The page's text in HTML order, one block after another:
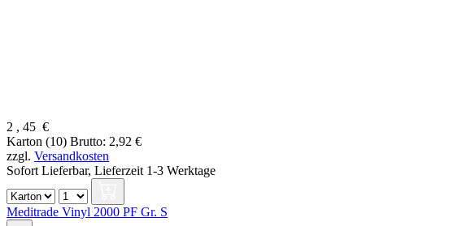
2 , 45 €
Karton (10) Brutto: 2,92 €
zzgl. Versandkosten
Sofort Lieferbar, Lieferzeit 1-3 Werktage
Meditrade Vinyl 2000 PF Gr. S